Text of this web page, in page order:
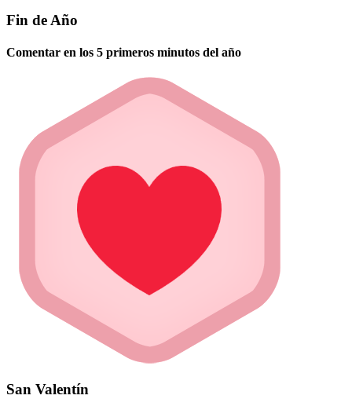
Fin de Año
Comentar en los 5 primeros minutos del año
San Valentín